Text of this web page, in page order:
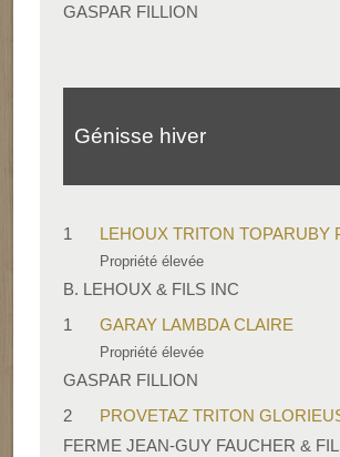
GASPAR FILLION
Génisse hiver
1 LEHOUX TRITON TOPARUBY
Propriété élevée
B. LEHOUX & FILS INC
1
GARAY LAMBDA CLAIRE
Propriété élevée
GASPAR FILLION
2
PROVETAZ TRITON
FERME JEAN-GUY FAUCHER &